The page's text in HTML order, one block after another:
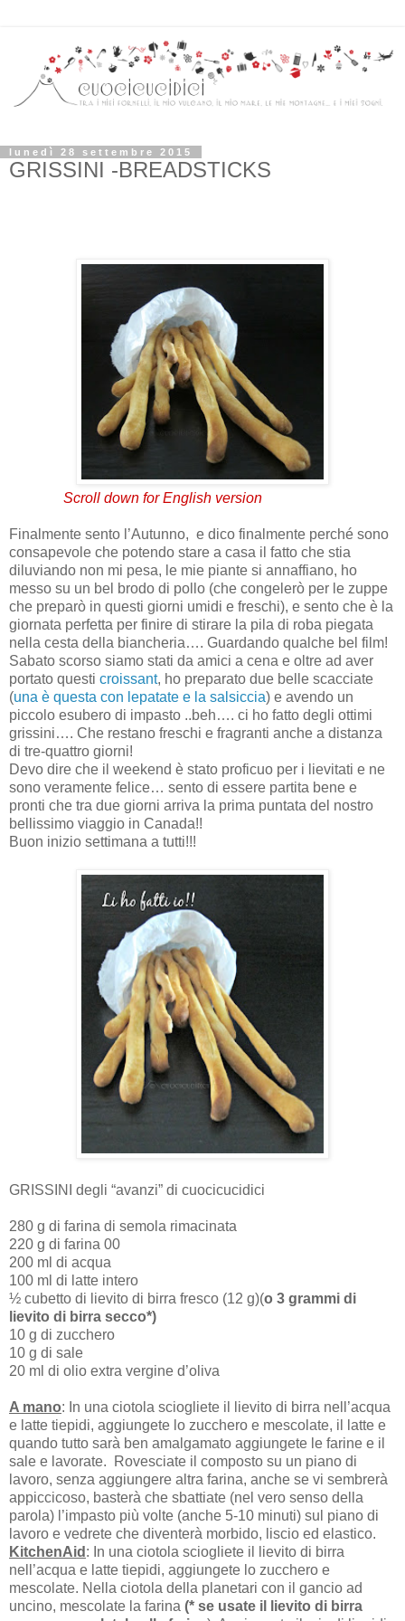
lunedì 28 settembre 2015
GRISSINI -BREADSTICKS
Scroll down for English version
Finalmente sento l’Autunno, e dico finalmente perché sono
consapevole che potendo stare a casa il fatto che stia
diluviando non mi pesa, le mie piante si annaffiano, ho
messo su un bel brodo di pollo (che congelerò per le zuppe
che preparò in questi giorni umidi e freschi), e sento che è la
giornata perfetta per finire di stirare la pila di roba piegata
nella cesta della biancheria…. Guardando qualche bel film!
Sabato scorso siamo stati da amici a cena e oltre ad aver
portato questi croissant, ho preparato due belle scacciate
(una è questa con lepatate e la salsiccia) e avendo un
piccolo esubero di impasto ..beh…. ci ho fatto degli ottimi
grissini…. Che restano freschi e fragranti anche a distanza
di tre-quattro giorni!
Devo dire che il weekend è stato proficuo per i lievitati e ne
sono veramente felice… sento di essere partita bene e
pronti che tra due giorni arriva la prima puntata del nostro
bellissimo viaggio in Canada!!
Buon inizio settimana a tutti!!!
GRISSINI degli “avanzi” di cuocicucidici
280 g di farina di semola rimacinata
220 g di farina 00
200 ml di acqua
100 ml di latte intero
½ cubetto di lievito di birra fresco (12 g)(o 3 grammi di
lievito di birra secco*)
10 g di zucchero
10 g di sale
20 ml di olio extra vergine d’oliva
A mano: In una ciotola sciogliete il lievito di birra nell’acqua
e latte tiepidi, aggiungete lo zucchero e mescolate, il latte e
quando tutto sarà ben amalgamato aggiungete le farine e il
sale e lavorate.
Rovesciate il composto su un piano di
lavoro, senza aggiungere altra farina, anche se vi sembrerà
appiccicoso, basterà che sbattiate (nel vero senso della
parola) l’impasto più volte (anche 5-10 minuti) sul piano di
lavoro e vedrete che diventerà morbido, liscio ed elastico.
KitchenAid : In una ciotola sciogliete il lievito di birra
nell’acqua e latte tiepidi, aggiungete lo zucchero e
mescolate. Nella ciotola della planetari con il gancio ad
uncino, mescolate la farina (* se usate il lievito di birra